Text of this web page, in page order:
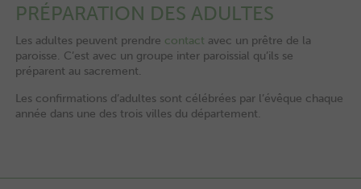
PRÉPARATION DES ADULTES
Les adultes peuvent prendre contact avec un prêtre de la
paroisse. C’est avec un groupe inter paroissial qu’ils se
préparent au sacrement.
Les confirmations d’adultes sont célébrées par l’évêque chaque
année dans une des trois villes du département.